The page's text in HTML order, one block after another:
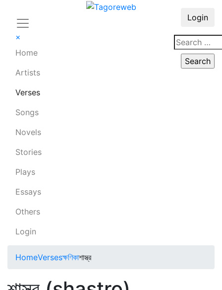
×
Home
Artists
Verses
Songs
Novels
Stories
Plays
Essays
Others
Login
Login
HomeVersesক্ষণিকাশাস্ত্র